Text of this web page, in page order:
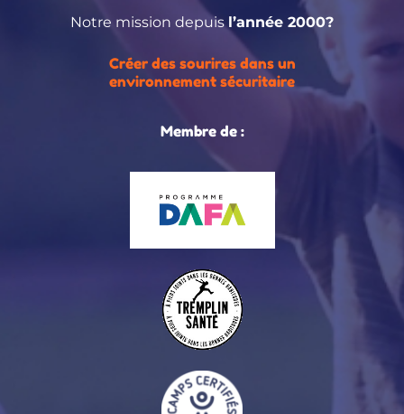
Notre mission depuis l’année 2000?
Créer des sourires dans un
environnement sécuritaire
Membre de :